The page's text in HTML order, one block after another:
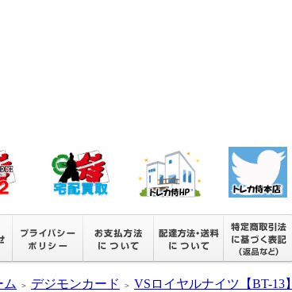
ム ＞ デジモンカード ＞ VSロイヤルナイツ【BT-13】